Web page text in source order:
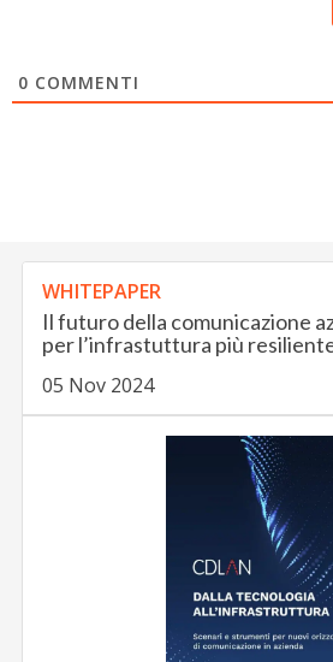
0 COMMENTI
WHITEPAPER
Il futuro della comunicazione
per l’infrastuttura più
05 Nov 2024